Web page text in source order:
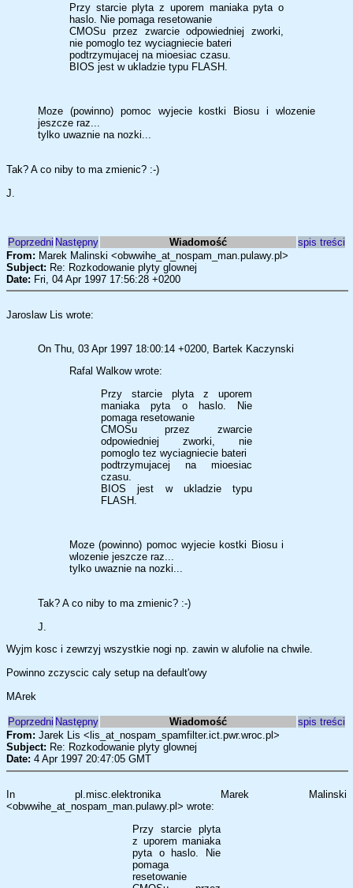
Przy starcie plyta z uporem maniaka pyta o
haslo. Nie pomaga resetowanie
CMOSu przez zwarcie odpowiedniej zworki,
nie pomoglo tez wyciagniecie bateri
podtrzymujacej na mioesiac czasu.
BIOS jest w ukladzie typu FLASH.
Moze (powinno) pomoc wyjecie kostki Biosu i wlozenie
jeszcze raz...
tylko uwaznie na nozki...
Tak? A co niby to ma zmienic? :-)
J.
Poprzedni Następny Wiadomość
spis treści
From: Marek Malinski <obwwihe_at_nospam_man.pulawy.pl>
Subject: Re: Rozkodowanie plyty glownej
Date: Fri, 04 Apr 1997 17:56:28 +0200
Jaroslaw Lis wrote:
On Thu, 03 Apr 1997 18:00:14 +0200, Bartek Kaczynski
Rafal Walkow wrote:
Przy starcie plyta z uporem
maniaka pyta o haslo. Nie
pomaga resetowanie
CMOSu przez zwarcie
odpowiedniej zworki, nie
pomoglo tez wyciagniecie bateri
podtrzymujacej na mioesiac
czasu.
BIOS jest w ukladzie typu
FLASH.
Moze (powinno) pomoc wyjecie kostki Biosu i
wlozenie jeszcze raz...
tylko uwaznie na nozki...
Tak? A co niby to ma zmienic? :-)
J.
Wyjm kosc i zewrzyj wszystkie nogi np. zawin w alufolie na chwile.
Powinno zczyscic caly setup na default'owy
MArek
Poprzedni Następny Wiadomość
spis treści
From: Jarek Lis <lis_at_nospam_spamfilter.ict.pwr.wroc.pl>
Subject: Re: Rozkodowanie plyty glownej
Date: 4 Apr 1997 20:47:05 GMT
In pl.misc.elektronika Marek Malinski
<obwwihe_at_nospam_man.pulawy.pl> wrote:
Przy starcie plyta
z uporem maniaka
pyta o haslo. Nie
pomaga
resetowanie